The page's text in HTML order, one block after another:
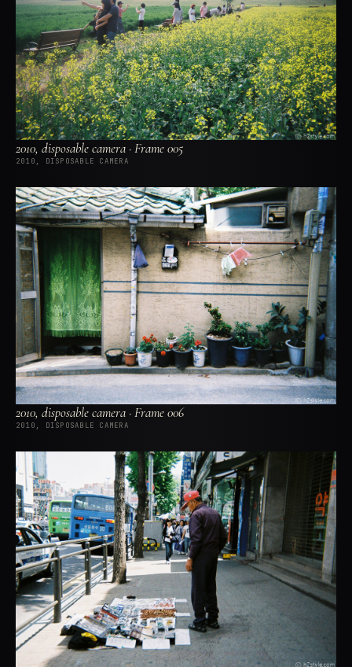
2010, disposable camera · Frame 005
2010, DISPOSABLE CAMERA
2010, disposable camera · Frame 006
2010, DISPOSABLE CAMERA